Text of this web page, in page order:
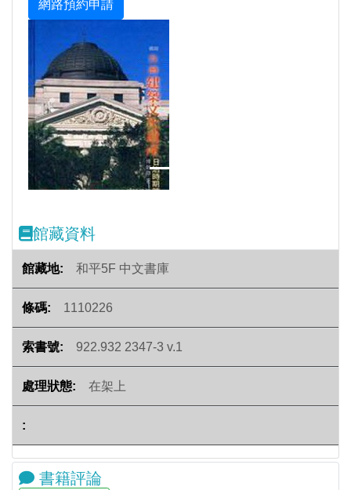
Previous
館藏資料
和平5F 中文書庫
1110226
922.932 2347-3 v.1
在架上
書籍評論